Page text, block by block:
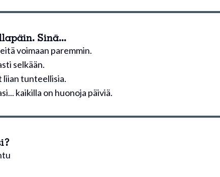
Sinä...
voimaan paremmin.
selkään.
liian tunteellisia.
kaikilla on huonoja päiviä.